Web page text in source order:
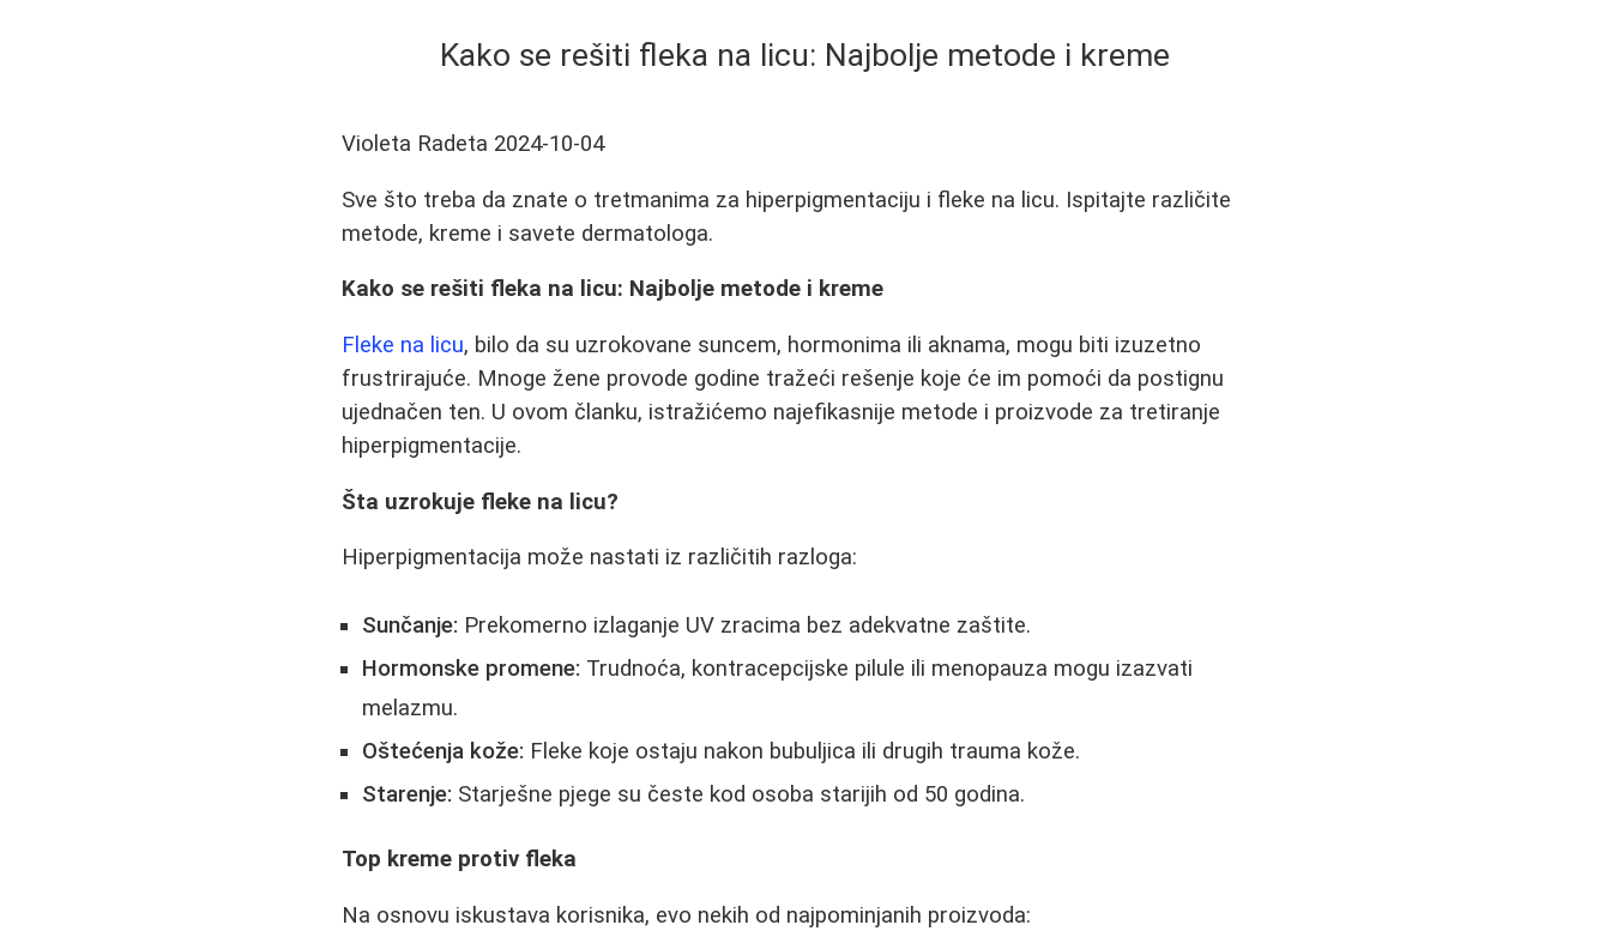
Kako se rešiti fleka na licu: Najbolje metode i kreme
Violeta Radeta 2024-10-04
Sve što treba da znate o tretmanima za hiperpigmentaciju i fleke na licu. Ispitajte različite
metode, kreme i savete dermatologa.
Kako se rešiti fleka na licu: Najbolje metode i kreme
Fleke na licu, bilo da su uzrokovane suncem, hormonima ili aknama, mogu biti izuzetno
frustrirajuće. Mnoge žene provode godine tražeći rešenje koje će im pomoći da postignu
ujednačen ten. U ovom članku, istražićemo najefikasnije metode i proizvode za tretiranje
hiperpigmentacije.
Šta uzrokuje fleke na licu?
Hiperpigmentacija može nastati iz različitih razloga:
Sunčanje: Prekomerno izlaganje UV zracima bez adekvatne zaštite.
Hormonske promene: Trudnoća, kontracepcijske pilule ili menopauza mogu izazvati
melazmu.
Oštećenja kože: Fleke koje ostaju nakon bubuljica ili drugih trauma kože.
Starenje: Starješne pjege su česte kod osoba starijih od 50 godina.
Top kreme protiv fleka
Na osnovu iskustava korisnika, evo nekih od najpominjanih proizvoda: